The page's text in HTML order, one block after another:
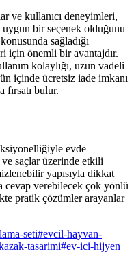
ve kullanıcı deneyimleri,
bir seçenek olduğunu
sağladığı
için önemli bir avantajdır.
kolaylığı, uzun vadeli
içinde ücretsiz iade imkanı
fırsatı bulur.
evde
saçlar üzerinde etkili
yapısıyla dikkat
cevap verebilecek çok yönlü
pratik çözümler arayanlar
seti#evcil-hayvan-
tasarimi#ev-ici-hijyen